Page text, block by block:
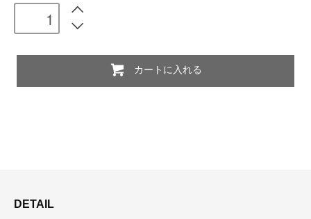
カートに入れる
DETAIL